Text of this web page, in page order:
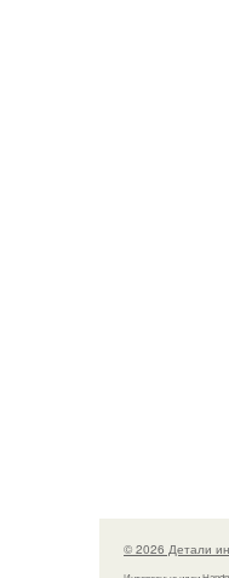
© 2026 Детали